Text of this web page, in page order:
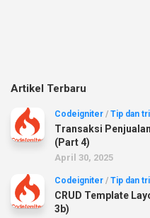
Artikel Terbaru
Codeigniter / Tip dan
Transaksi
(Part 4)
April 30, 2025
Codeigniter / Tip dan
CRUD Template
3b)